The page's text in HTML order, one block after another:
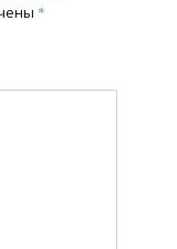
*